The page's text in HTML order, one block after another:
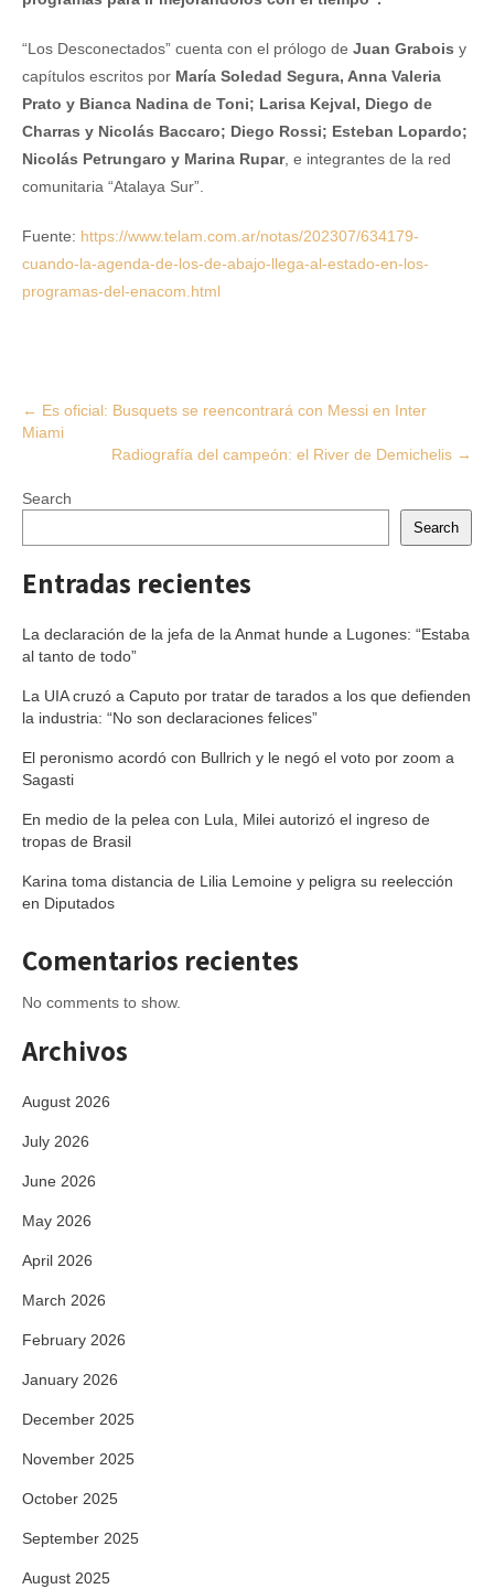
“Los Desconectados” cuenta con el prólogo de Juan Grabois y
capítulos escritos por María Soledad Segura, Anna Valeria
Prato y Bianca Nadina de Toni; Larisa Kejval, Diego de
Charras y Nicolás Baccaro; Diego Rossi; Esteban Lopardo;
Nicolás Petrungaro y Marina Rupar, e integrantes de la red
comunitaria “Atalaya Sur”.
Fuente: https://www.telam.com.ar/notas/202307/634179-
cuando-la-agenda-de-los-de-abajo-llega-al-estado-en-los-
programas-del-enacom.html
Post
navigation
← Es oficial: Busquets se reencontrará con Messi en Inter
Miami
Radiografía del campeón: el River de Demichelis →
Search
Search
Entradas recientes
La declaración de la jefa de la Anmat hunde a Lugones: “Estaba
al tanto de todo”
La UIA cruzó a Caputo por tratar de tarados a los que defienden
la industria: “No son declaraciones felices”
El peronismo acordó con Bullrich y le negó el voto por zoom a
Sagasti
En medio de la pelea con Lula, Milei autorizó el ingreso de
tropas de Brasil
Karina toma distancia de Lilia Lemoine y peligra su reelección
en Diputados
Comentarios recientes
No comments to show.
Archivos
August 2026
July 2026
June 2026
May 2026
April 2026
March 2026
February 2026
January 2026
December 2025
November 2025
October 2025
September 2025
August 2025